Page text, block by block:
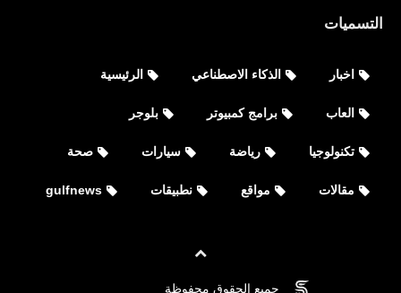
العاب
التسميات
اخبار الذكاء الاصطناعي الرئيسية
العاب برامج كمبيوتر بلوجر
تكنولوجيا رياضة سيارات صحة
مقالات مواقع نطبيقات gulfnews
جميع الحقوق محفوظة